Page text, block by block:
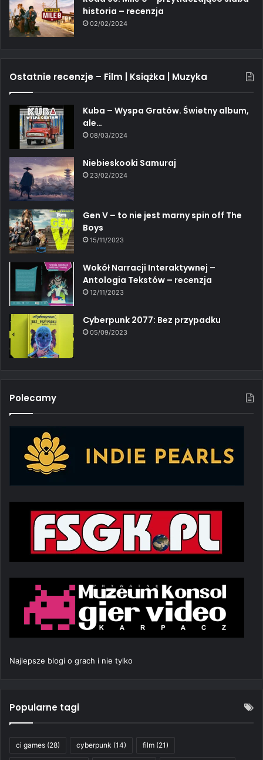
historia – recenzja
02/02/2024
Ostatnie recenzje – Film | Książka | Muzyka
Kuba – Wyspa Gratów. Świetny album,
ale…
08/03/2024
Niebieskooki Samuraj
23/02/2024
Gen V – to nie jest marny spin off The
Boys
15/11/2023
Wokół Narracji Interaktywnej –
Antologia Tekstów – recenzja
12/11/2023
Cyberpunk 2077: Bez przypadku
05/09/2023
Polecamy
Najlepsze blogi o grach i nie tylko
Popularne tagi
ci games (28) cyberpunk (14) film (21)